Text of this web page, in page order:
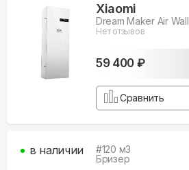
Xiaomi
Dream Maker Air Wall
Нет отзывов
59 400 ₽
Сравнить
#120 м3
Бризер
в наличии